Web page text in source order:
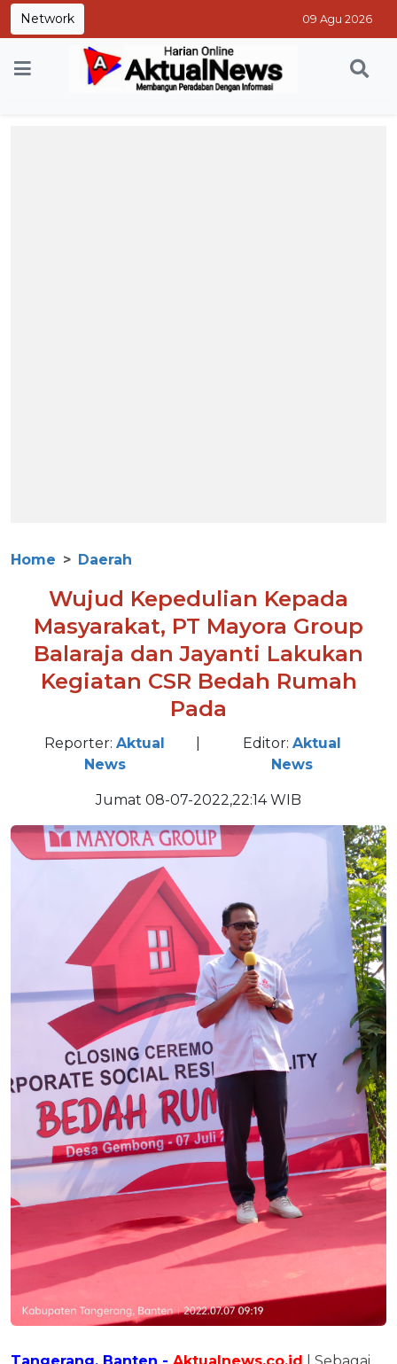
Network 09 Agu 2026
Home Daerah
Wujud Kepedulian Kepada
Masyarakat, PT Mayora Group
Balaraja dan Jayanti Lakukan
Kegiatan CSR Bedah Rumah
Pada
Reporter: Aktual
News
Editor:Aktual
News
Jumat 08-07-2022,22:14 WIB